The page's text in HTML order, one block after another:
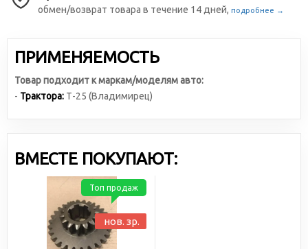
обмен/возврат товара в течение 14 дней, подробнее →
ПРИМЕНЯЕМОСТЬ
Товар подходит к маркам/моделям авто:
- Трактора: Т-25 (Владимирец)
ВМЕСТЕ ПОКУПАЮТ:
Топ продаж
нов. зр.